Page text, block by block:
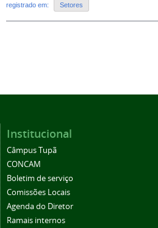
registrado em: Setores
Institucional
Câmpus Tupã
CONCAM
Boletim de serviço
Comissões Locais
Agenda do Diretor
Ramais internos